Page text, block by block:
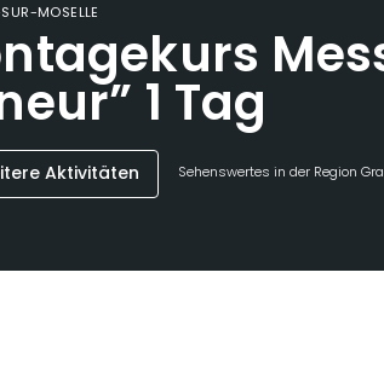
MOSELLE
1 Tag
Aktivitäten Sehenswertes in der Region